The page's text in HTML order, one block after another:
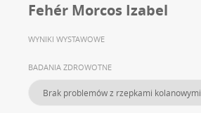
Fehér Morcos Izabel
WYNIKI WYSTAWOWE
BADANIA ZDROWOTNE
Brak problemów z rzepkami kolanowymi